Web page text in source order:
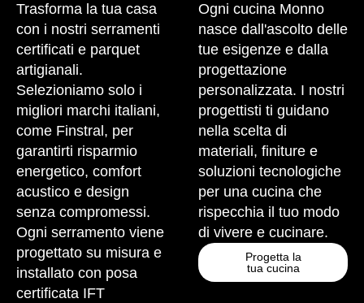
Trasforma la tua casa
con i nostri serramenti
certificati e parquet
artigianali.
Selezioniamo solo i
migliori marchi italiani,
come Finstral, per
garantirti risparmio
energetico, comfort
acustico e design
senza compromessi.
Ogni serramento viene
progettato su misura e
installato con posa
certificata IFT
Ogni cucina Monno
nasce dall'ascolto delle
tue esigenze e dalla
progettazione
personalizzata. I nostri
progettisti ti guidano
nella scelta di
materiali, finiture e
soluzioni tecnologiche
per una cucina che
rispecchia il tuo modo
di vivere e cucinare.
Progetta la
tua cucina